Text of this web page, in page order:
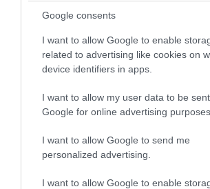
Google consents
I want to allow Google to enable
related to advertising like cookies on
device identifiers in apps.
I want to allow my user data to be
Google for online advertising purposes.
I want to allow Google to send me
personalized advertising.
I want to allow Google to enable